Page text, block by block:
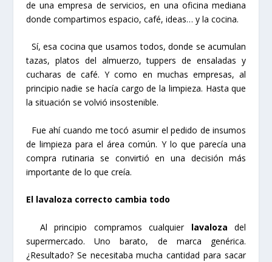
de una empresa de servicios, en una oficina mediana
donde compartimos espacio, café, ideas… y la cocina.
Sí, esa cocina que usamos todos, donde se acumulan
tazas, platos del almuerzo, tuppers de ensaladas y
cucharas de café. Y como en muchas empresas, al
principio nadie se hacía cargo de la limpieza. Hasta que
la situación se volvió insostenible.
Fue ahí cuando me tocó asumir el pedido de insumos
de limpieza para el área común. Y lo que parecía una
compra rutinaria se convirtió en una decisión más
importante de lo que creía.
El lavaloza correcto cambia todo
Al principio compramos cualquier lavaloza del
supermercado. Uno barato, de marca genérica.
¿Resultado? Se necesitaba mucha cantidad para sacar